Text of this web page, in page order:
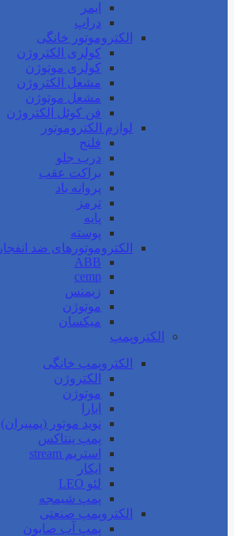
ایمر
دراپ
الکتروموتور خانگی
کولری الکتروژن
کولری موتوژن
مشعل الکتروژن
مشعل موتوژن
فن کوئل الکتروژن
لوازم الکتروموتور
فلنج
درب جلو
براکت عقب
پروانه باد
ترمز
پایه
پوسته
الکتروموتورهای ضد انفجار
ABB
cemp
زیمنس
موتوژن
میکسان
الکتروپمپ
الکتروپمپ خانگی
الکتروژن
موتوژن
ابارا
نوید موتور (پمپیران)
پمپ پنتاکس
استریم stream
ایکار
لئو LEO
پمپ شیمجه
الکتروپمپ صنعتی
پمپ آب صابون